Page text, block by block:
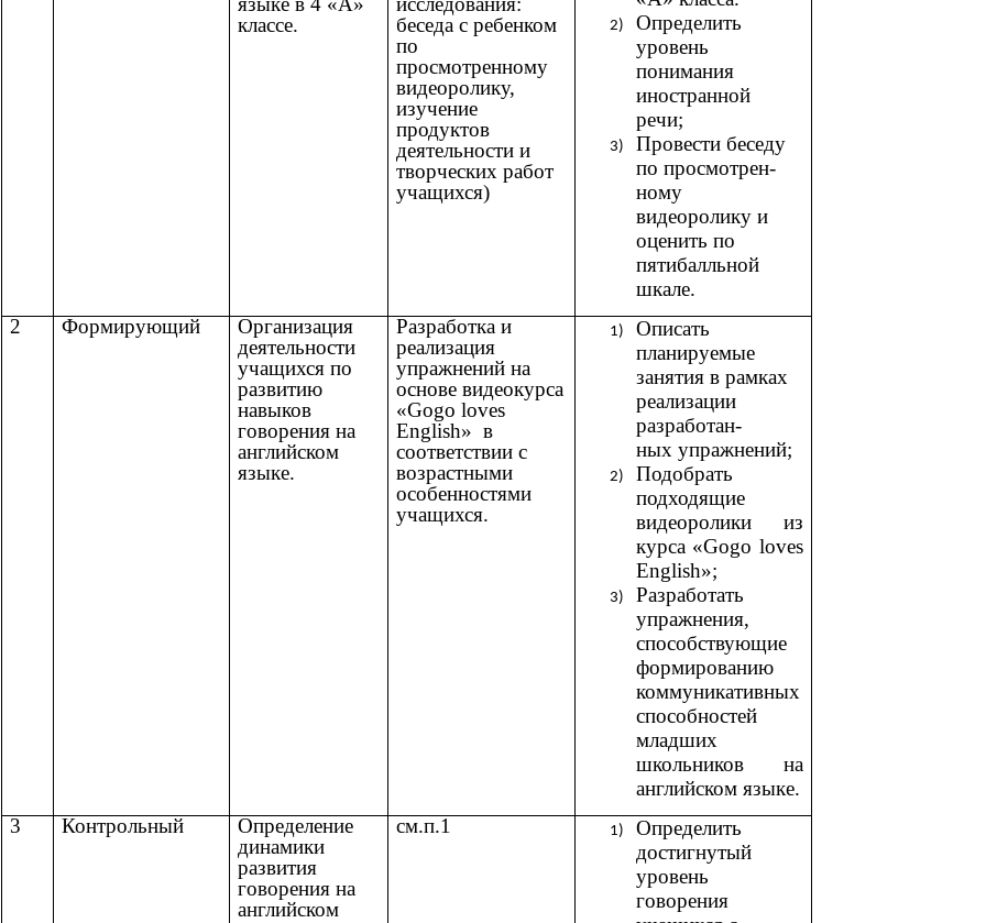
классе.
беседа с ребенком
по
просмотренному
видеоролику,
изучение
продуктов
деятельности и
творческих работ
учащихся)
Определить
уровень
понимания
иностранной
речи;
Провести беседу
по просмотрен-
ному
видеоролику и
оценить по
пятибалльной
шкале.
2
Формирующий
Организация
деятельности
учащихся по
развитию
навыков
говорения на
английском
языке.
Разработка и
реализация
упражнений на
основе видеокурса
«Gogo loves
English» в
соответствии с
возрастными
особенностями
учащихся.
Описать
планируемые
занятия в рамках
реализации
разработан-
ных упражнений;
Подобрать
подходящие
видеоролики из
курса «Gogo loves
English»;
Разработать
упражнения,
способствующие
формированию
коммуникативных
способностей
младших
школьников на
английском языке.
3
Контрольный
Определение
динамики
развития
говорения на
английском
cм.п.1
Определить
достигнутый
уровень
говорения